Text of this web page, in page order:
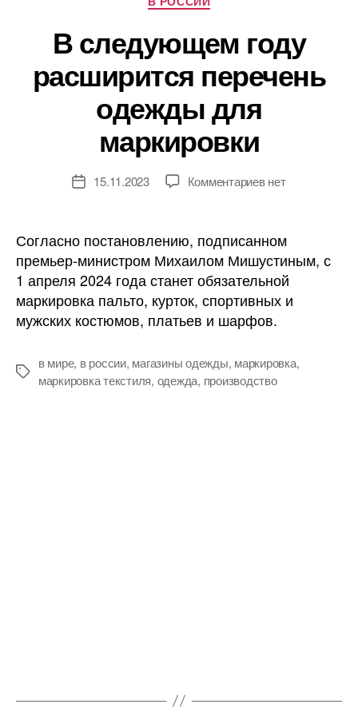
В следующем году
расширится перечень
одежды для
маркировки
Дата15.11.2023 Комментариевк
году
расширится
перечень
одежды
для
нет
Согласно постановлению, подписанном
премьер-министром Михаилом Мишустиным, с
1 апреля 2024 года станет обязательной
маркировка пальто, курток, спортивных и
мужских костюмов, платьев и шарфов.
Метки
в мире, в россии, магазины одежды, маркировка,
маркировка текстиля, одежда, производство